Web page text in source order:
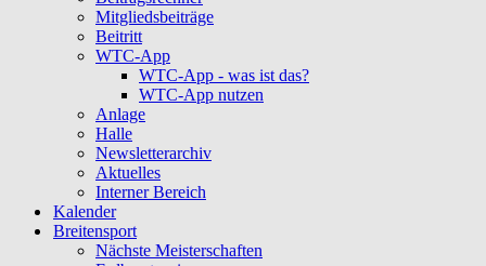
Mitgliedsbeiträge
Beitritt
WTC-App
WTC-App - was ist das?
WTC-App nutzen
Anlage
Halle
Newsletterarchiv
Aktuelles
Interner Bereich
Kalender
Breitensport
Nächste Meisterschaften